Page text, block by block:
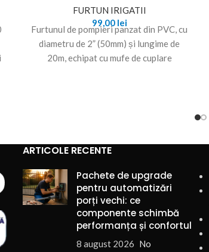
FURTUN IRIGATII
99,00 lei
Furtunul de pompieri panzat din PVC, cu
diametru de 2” (50mm) și lungime de
20m, echipat cu mufe de cuplare
ARTICOLE RECENTE
Pachete de upgrade
pentru automatizări
porți vechi: ce
componente schimbă
performanța și confortul
8 august 2026 No